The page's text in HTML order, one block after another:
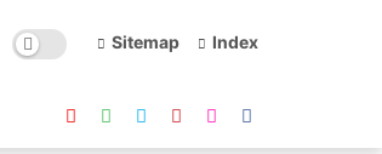
Sitemap Index